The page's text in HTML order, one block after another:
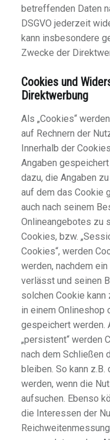
betreffenden Daten
DSGVO jederzeit
kann insbesondere
Zwecke der
Cookies und
Direktwerbung
Als „Cookies“
auf Rechnern der
Innerhalb der
Angaben
dazu, die Angaben
auf dem das Cookie
auch nach seinem
Onlineangebotes zu
Cookies, bzw.
Cookies“, werden
werden, nachdem
verlässt und seinen
solchen Cookie kann
in einem Onlineshop
gespeichert werden.
„persistent“ werden
nach dem Schließen
bleiben. So kann
werden, wenn die
aufsuchen. Ebenso
die Interessen der